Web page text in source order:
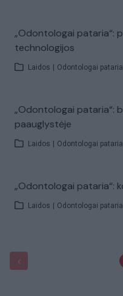
„Odontologai pataria“:
technologijos
Laidos Odontologai pataria
„Odontologai pataria“:
paauglystėje
Laidos Odontologai pataria
„Odontologai pataria“:
Laidos Odontologai pataria
‹